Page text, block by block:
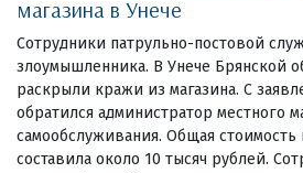
магазина в Унече
Сотрудники патрульно-постовой
злоумышленника. В Унече Брянской
раскрыли кражи из магазина. С
обратился администратор местного
самообслуживания. Общая стоимость
составила около 10 тысяч рублей.